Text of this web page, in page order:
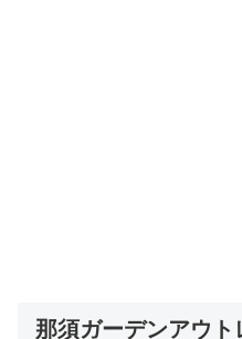
那須ガーデンアウ